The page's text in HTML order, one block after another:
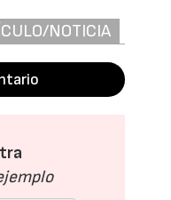
NOTICIA